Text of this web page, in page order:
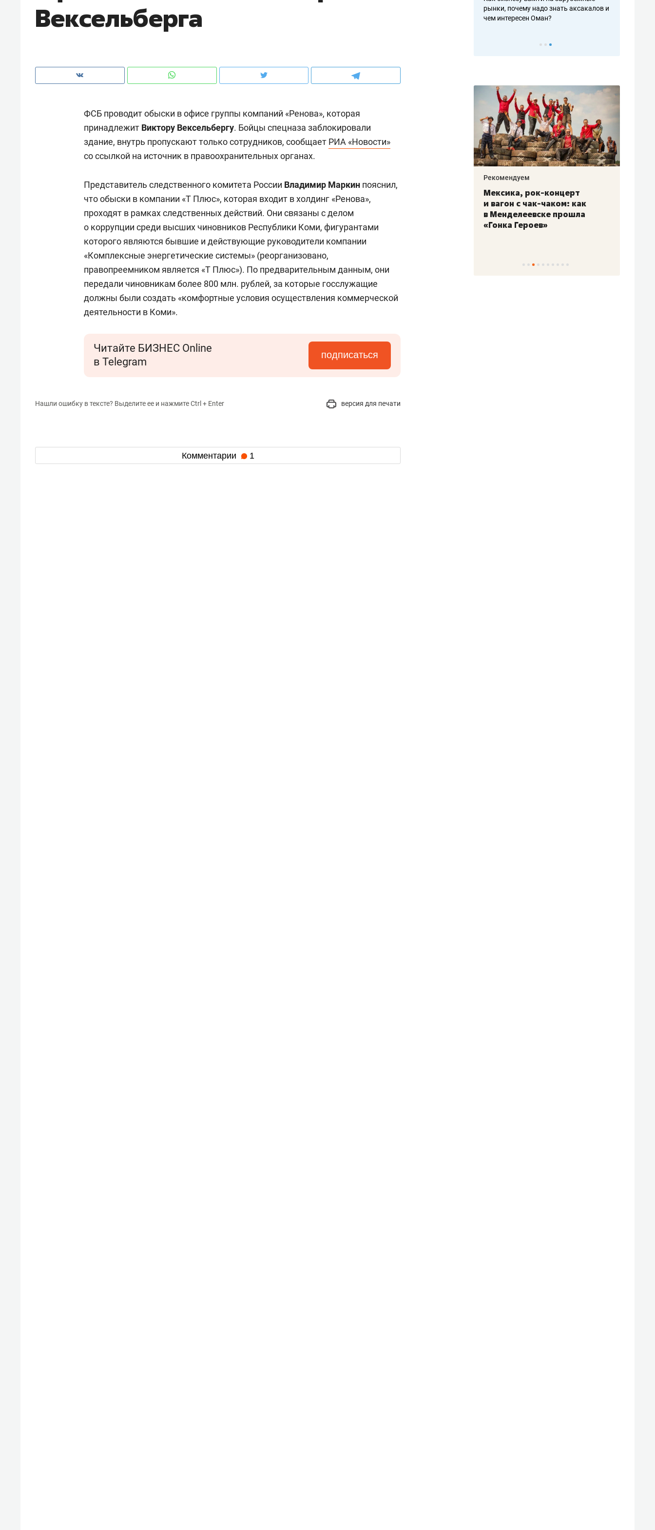
Вексельберга
ФСБ проводит обыски в офисе группы компаний «Ренова», которая
принадлежит Виктору Вексельбергу. Бойцы спецназа заблокировали
здание, внутрь пропускают только сотрудников, сообщает РИА «Новости»
со ссылкой на источник в правоохранительных органах.
Представитель следственного комитета России Владимир Маркин пояснил,
что обыски в компании «Т Плюс», которая входит в холдинг «Ренова»,
проходят в рамках следственных действий. Они связаны с делом
о коррупции среди высших чиновников Республики Коми, фигурантами
которого являются бывшие и действующие руководители компании
«Комплексные энергетические системы» (реорганизовано,
правопреемником является «Т Плюс»). По предварительным данным, они
передали чиновникам более 800 млн. рублей, за которые госслужащие
должны были создать «комфортные условия осуществления коммерческой
деятельности в Коми».
Читайте БИЗНЕС Online
в Telegram
подписаться
Нашли ошибку в тексте? Выделите ее и нажмите Ctrl + Enter версия для печати
Комментарии 1
рынки, почему надо знать аксакалов и
чем интересен Оман?
рынки, почему надо знать аксакалов и
чем интересен Оман?
Как ГК «МИР ГРУПП» и ВТБ
создают оазис жилого
комфорта под Казанью
150 камер до квартиры и Face
ID вместо ключа: какой будет
безопасность в ЖК «Нова»
Опыт выживания в дикой
природе, работа
с ментальным и физическим
состоянием как основа
антихрупких команд
Рекомендуем
Мексика, рок-концерт
и вагон с чак-чаком: как
в Менделеевске прошла
«Гонка Героев»